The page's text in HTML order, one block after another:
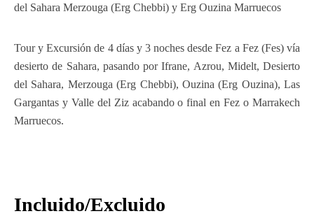
del Sahara Merzouga (Erg Chebbi) y Erg Ouzina Marruecos
Tour y Excursión de 4 días y 3 noches desde Fez a Fez (Fes) vía
desierto de Sahara, pasando por Ifrane, Azrou, Midelt, Desierto
del Sahara, Merzouga (Erg Chebbi), Ouzina (Erg Ouzina), Las
Gargantas y Valle del Ziz acabando o final en Fez o Marrakech
Marruecos.
Incluido/Excluido